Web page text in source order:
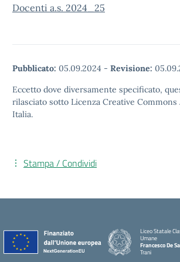
Docenti a.s. 2024_25
Pubblicato: 05.09.2024 - Revisione:
Eccetto dove diversamente specificato,
rilasciato sotto Licenza Creative
Italia.
Stampa / Condividi
Liceo Statale
Umane
Francesco De
Trani